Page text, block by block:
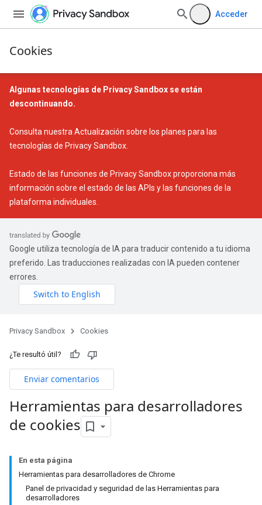
Acceder
Cookies
Algunas tecnologías de Privacy Sandbox se están
descontinuando.
Consulta nuestra Actualización sobre los planes para las
tecnologías de Privacy Sandbox
Estado de las funciones de Privacy Sandboxproporciona más
información sobre el estado de las APIs y las funciones de la
plataforma individuales.
Google utiliza tecnología de IA para traducir contenido a tu idioma
preferido. Las traducciones realizadas con IA pueden contener
errores.
Privacy Sandbox Cookies
¿Te resultó útil?
Enviar comentarios
Herramientas para desarrolladores
de cookies
En esta página
Herramientas para desarrolladores de Chrome
Panel de privacidad y seguridad de las Herramientas para
desarrolladores